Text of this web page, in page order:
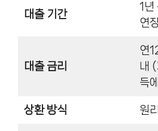
대출 기간
1년
연
대출 금리
연
내
득
상환 방식 원